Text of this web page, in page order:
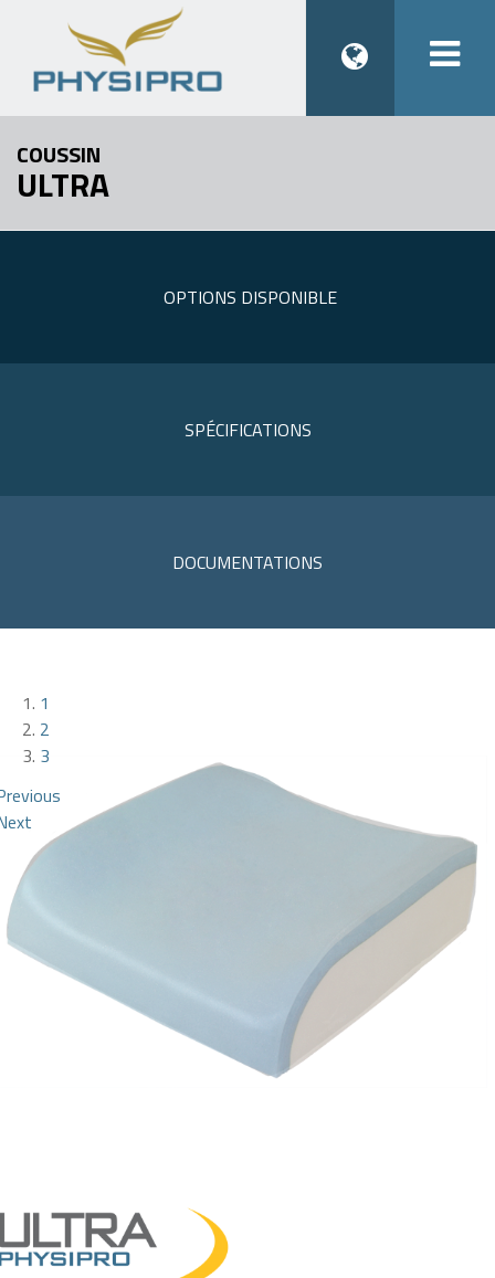
COUSSIN
ULTRA
OPTIONS DISPONIBLE
SPÉCIFICATIONS
DOCUMENTATIONS
1
2
3